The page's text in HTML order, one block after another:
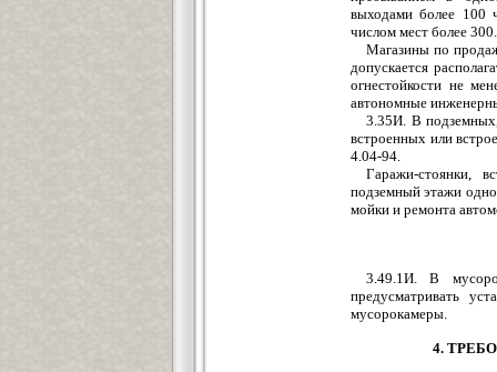
выходами более 100
числом мест более 300.
Магазины по
допускается
огнестойкости не
автономные
3.35И. В
встроенных или
4.04-94.
Гаражи-стоянки,
подземный этажи
мойки и ремонта
3.49.1И. В
предусматривать
мусорокамеры.
4.